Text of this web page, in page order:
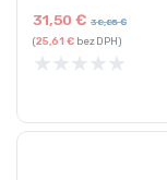
31,50€ 38,85€
(25,61€bez DPH)
★ ★ ★ ★ ★